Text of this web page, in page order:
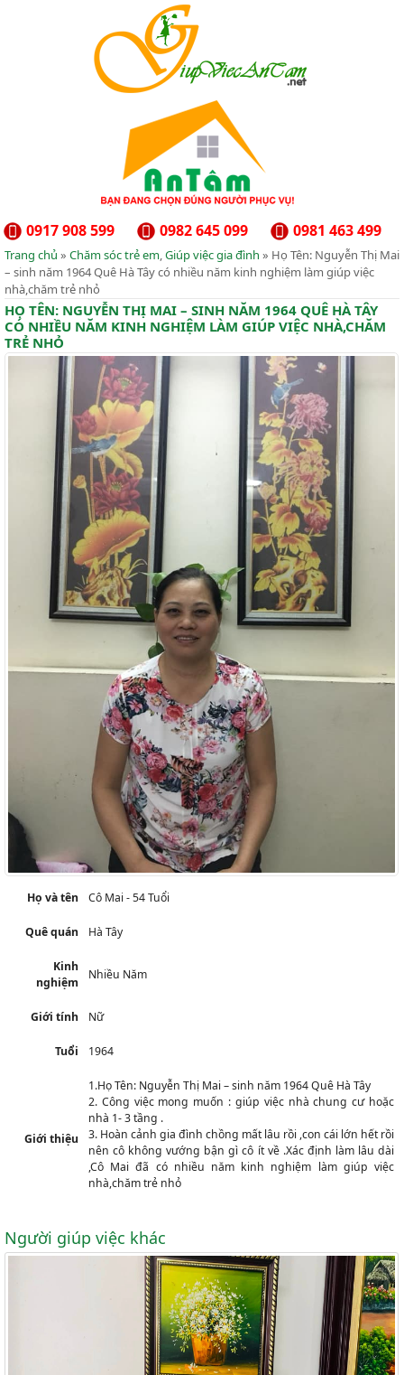
0981 463 499
0982 645 099
0917 908 599
Trang chủ » Chăm sóc trẻ em,Giúp việc gia đình » Họ Tên: Nguyễn Thị Mai
– sinh năm 1964 Quê Hà Tây có nhiều năm kinh nghiệm làm giúp việc
nhà,chăm trẻ nhỏ
HỌ TÊN: NGUYỄN THỊ MAI – SINH NĂM 1964 QUÊ HÀ TÂY
CÓ NHIỀU NĂM KINH NGHIỆM LÀM GIÚP VIỆC NHÀ,CHĂM
TRẺ NHỎ
Họ và tên Cô Mai - 54 Tuổi
Quê quán Hà Tây
Kinh
nghiệm
Nhiều Năm
Giới tính Nữ
Tuổi 1964
Giới thiệu
1.Họ Tên: Nguyễn Thị Mai – sinh năm 1964 Quê Hà Tây
2. Công việc mong muốn : giúp việc nhà chung cư hoặc
nhà 1- 3 tầng .
3. Hoàn cảnh gia đình chồng mất lâu rồi ,con cái lớn hết rồi
nên cô không vướng bận gì cô ít về .Xác định làm lâu dài
,Cô Mai đã có nhiều năm kinh nghiệm làm giúp việc
nhà,chăm trẻ nhỏ
Người giúp việc khác